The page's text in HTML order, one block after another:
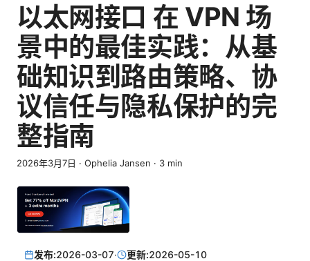
以太网接口 在 VPN 场
景中的最佳实践：从基
础知识到路由策略、协
议信任与隐私保护的完
整指南
2026年3月7日 · Ophelia Jansen · 3 min
发布:2026-03-07· 更新:2026-05-10